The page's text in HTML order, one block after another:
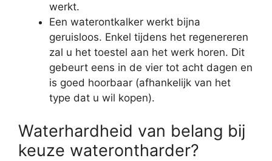
werkt.
Een waterontkalker werkt bijna
geruisloos. Enkel tijdens het regenereren
zal u het toestel aan het werk horen. Dit
gebeurt eens in de vier tot acht dagen en
is goed hoorbaar (afhankelijk van het
type dat u wil kopen).
Waterhardheid van belang bij
keuze waterontharder?